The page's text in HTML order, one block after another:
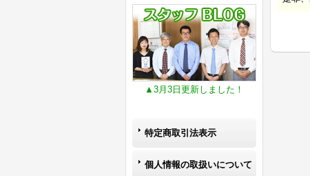
▲3月3日更新しました！
特定商取引法表示
個人情報の取扱いについて